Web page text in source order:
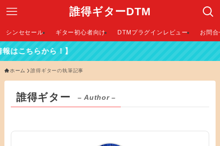
誰得ギターDTM
シンセセール ギター初心者向け DTMプラグインレビュー お問
らから！】
ホーム 誰得ギターの執筆記事
誰得ギター – Author –